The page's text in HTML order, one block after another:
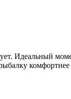
Идеальный
комфортнее